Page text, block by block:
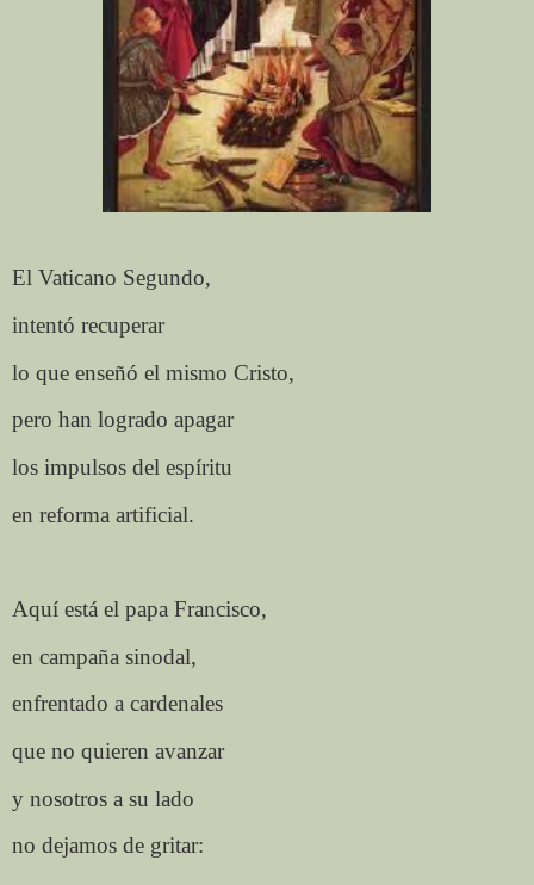
El Vaticano Segundo,
intentó recuperar
lo que enseñó el mismo Cristo,
pero han logrado apagar
los impulsos del espíritu
en reforma artificial.
Aquí está el papa Francisco,
en campaña sinodal,
enfrentado a cardenales
que no quieren avanzar
y nosotros a su lado
no dejamos de gritar: